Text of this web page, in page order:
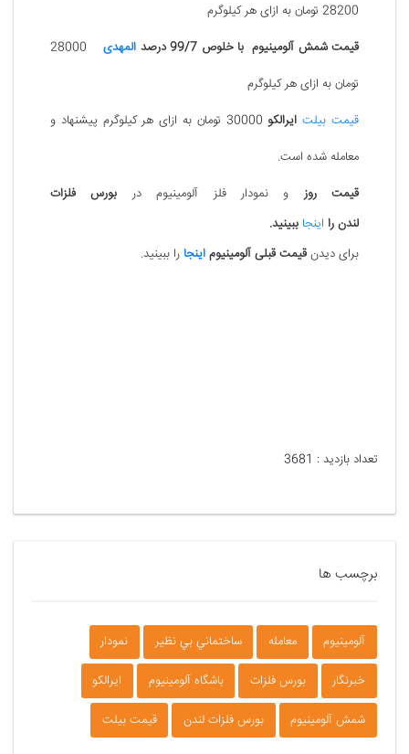
28200 تومان به ازای هر کیلوگرم
قیمت شمش آلومینیوم با خلوص 99/7 درصد المهدی
28000
تومان به ازای هر کیلوگرم
قیمت بیلتایرالکو
30000 تومان به ازای هر کیلوگرم پیشنهاد و
معامله شده است.
قیمت روز و نمودار فلز آلومینیومدر
بورس فلزات
لندن را اینجاببینید.
برای دیدن قیمت قبلی آلومینیوم اینجا را ببینید.
تعداد بازدید :3681
برچسب ها
آلومینیوم معامله ساختماني بي نظير نمودار
خبرنگار بورس فلزات باشگاه آلومینیوم ایرالکو
شمش آلومینیوم بورس فلزات لندن قیمت بیلت